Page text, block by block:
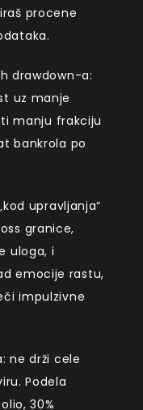
procene
drawdown-a:
uz manje
manju frakciju
bankrola po
upravljanja“
granice,
uloga, i
emocije rastu,
impulzivne
ne drži cele
Podela
30%